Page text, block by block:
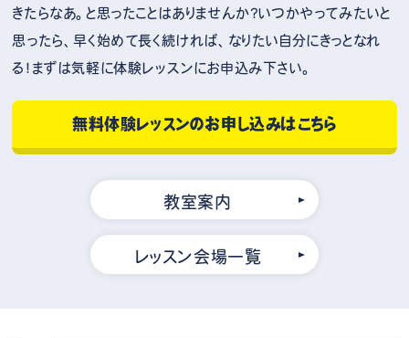
きたらなあ。と思ったことはありませんか？いつかやってみたいと
思ったら、早く始めて長く続ければ、なりたい自分にきっとなれ
る！まずは気軽に体験レッスンにお申込み下さい。
無料体験レッスンのお申し込みはこちら
教室案内
レッスン会場一覧